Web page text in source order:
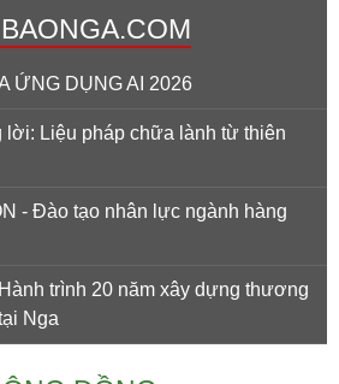
ỨNG DỤNG AI 2026
lời: Liệu pháp chữa lành từ thiên
- Đào tạo nhân lực ngành hàng
trình 20 năm xây dựng thương
Nga